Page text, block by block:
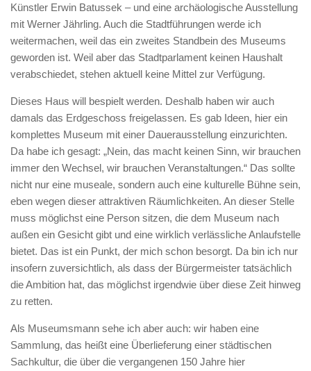
Künstler Erwin Batussek – und eine archäologische Ausstellung
mit Werner Jährling. Auch die Stadtführungen werde ich
weitermachen, weil das ein zweites Standbein des Museums
geworden ist. Weil aber das Stadtparlament keinen Haushalt
verabschiedet, stehen aktuell keine Mittel zur Verfügung.
Dieses Haus will bespielt werden. Deshalb haben wir auch
damals das Erdgeschoss freigelassen. Es gab Ideen, hier ein
komplettes Museum mit einer Dauerausstellung einzurichten.
Da habe ich gesagt: „Nein, das macht keinen Sinn, wir brauchen
immer den Wechsel, wir brauchen Veranstaltungen.“ Das sollte
nicht nur eine museale, sondern auch eine kulturelle Bühne sein,
eben wegen dieser attraktiven Räumlichkeiten. An dieser Stelle
muss möglichst eine Person sitzen, die dem Museum nach
außen ein Gesicht gibt und eine wirklich verlässliche Anlaufstelle
bietet. Das ist ein Punkt, der mich schon besorgt. Da bin ich nur
insofern zuversichtlich, als dass der Bürgermeister tatsächlich
die Ambition hat, das möglichst irgendwie über diese Zeit hinweg
zu retten.
Als Museumsmann sehe ich aber auch: wir haben eine
Sammlung, das heißt eine Überlieferung einer städtischen
Sachkultur, die über die vergangenen 150 Jahre hier